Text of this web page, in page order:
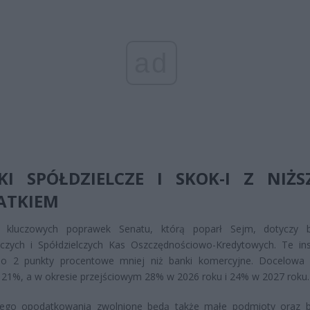
SPÓŁDZIELCZE I SKOK-I Z
kluczowych poprawek Senatu, którą poparł Sejm, dotyczy
i Spółdzielczych Kas Oszczędnościowo-Kredytowych. Te
o 2 punkty procentowe mniej niż banki komercyjne. Docelowa
a w okresie przejściowym 28% w 2026 roku i 24% w 2027 roku.
opodatkowania zwolnione będą także małe podmioty oraz